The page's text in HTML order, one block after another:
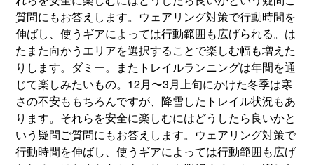
質問にもお答えします。ウェアリング対策で行動時間を
伸ばし、使うギアによっては行動範囲も広げられる。は
たまた向かうエリアを選択することで楽しむ幅も増えた
りします。ダミー。またトレイルランニングは年間を通
じて楽しみたいもの。12月〜3月上旬にかけた冬季は寒
さの不安ももちろんですが、降雪したトレイル状況もあ
ります。それらを安全に楽しむにはどうしたら良いかと
いう疑問ご質問にもお答えします。ウェアリング対策で
行動時間を伸ばし、使うギアによっては行動範囲も広げ